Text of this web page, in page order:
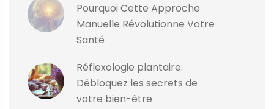
Pourquoi Cette Approche
Manuelle Révolutionne Votre
Santé
Réflexologie plantaire:
Débloquez les secrets de
votre bien-être